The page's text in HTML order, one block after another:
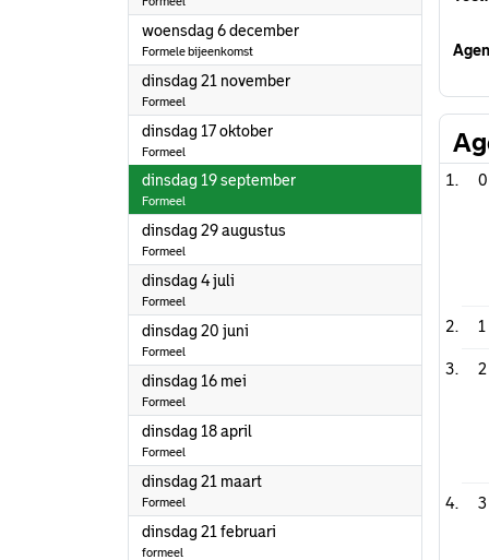
woensdag 6 december2023
Formele bijeenkomst
dinsdag 21 november2023
Formeel
dinsdag 17 oktober2023
Formeel
dinsdag 19 september2023
Formeel
dinsdag 29 augustus
Formeel
dinsdag 4 juli
Formeel
dinsdag 20 juni
Formeel
dinsdag 16 mei
Formeel
dinsdag 18 april
Formeel
dinsdag 21 maart2023
Formeel
dinsdag 21 februari
formeel
0
1
2
3